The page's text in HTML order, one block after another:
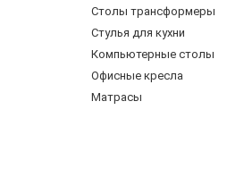
Cтолы трансформеры
Стулья для кухни
Компьютерные столы
Офисные кресла
Матрасы